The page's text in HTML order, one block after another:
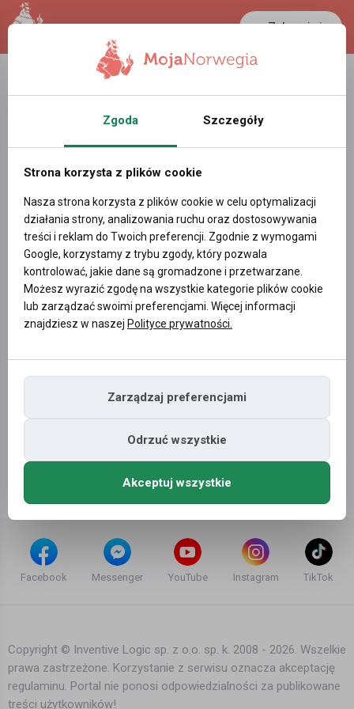
Zaloguj się
LANCASTER
23.3 °C 0.3881 PLN
Nie ma takiego wpisu w bazie
Facebook Messenger YouTube Instagram TikTok
Copyright © Inventive Logic sp. z o.o. sp. k. 2008 - 2026. Wszelkie
prawa zastrzeżone. Korzystanie z serwisu oznacza akceptację
regulaminu. Portal nie ponosi odpowiedzialności za publikowane
treści użytkowników!
Zgoda Szczegóły
Strona korzysta z plików cookie
Nasza strona korzysta z plików cookie w celu optymalizacji
działania strony, analizowania ruchu oraz dostosowywania
treści i reklam do Twoich preferencji. Zgodnie z wymogami
Google, korzystamy z trybu zgody, który pozwala
kontrolować, jakie dane są gromadzone i przetwarzane.
Możesz wyrazić zgodę na wszystkie kategorie plików cookie
lub zarządzać swoimi preferencjami. Więcej informacji
znajdziesz w naszej Polityce prywatności.
Zarządzaj preferencjami
Odrzuć wszystkie
Akceptuj wszystkie